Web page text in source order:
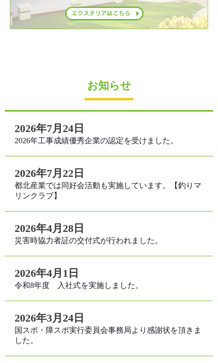
お知らせ
2026年7月24日
2026年工事成績優秀企業の認定を受けました。
2026年7月22日
都北産業では同好会活動も実施しています。【釣りマ
リンクラブ】
2026年4月28日
災害時協力者証の交付式が行われました。
2026年4月1日
令和8年度 入社式を実施しました。
2026年3月24日
国スポ・障スポ実行委員会事務局より感謝状を頂きま
した。